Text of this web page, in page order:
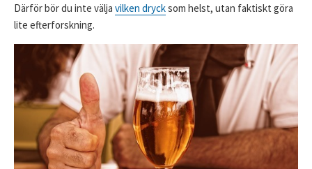
Därför bör du inte välja vilken drycksom helst, utan faktiskt göra
lite efterforskning.